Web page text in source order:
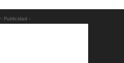
- Publicidad -